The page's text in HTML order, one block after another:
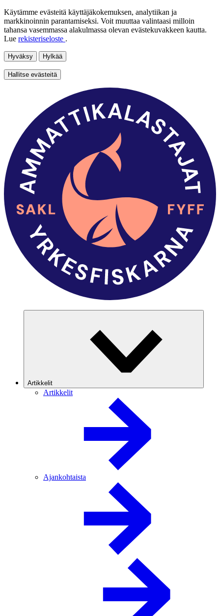
Käytämme evästeitä käyttäjäkokemuksen, analytiikan ja
markkinoinnin parantamiseksi. Voit muuttaa valintaasi milloin
tahansa vasemmassa alakulmassa olevan evästekuvakkeen kautta.
Lue rekisteriseloste .
Hyväksy Hylkää
Hallitse evästeitä
Artikkelit
Artikkelit
Ajankohtaista